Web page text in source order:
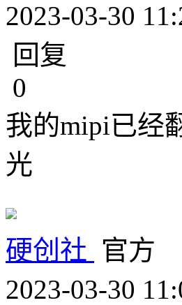
2023-03-30
回复
0
我的mipi已经
光
硬创社 官方
2023-03-30